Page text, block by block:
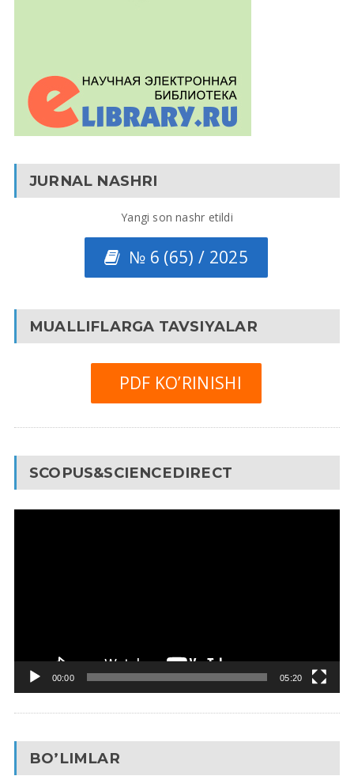
JURNAL NASHRI
Yangi son nashr etildi
№ 6 (65) / 2025
MUALLIFLARGA TAVSIYALAR
PDF KO’RINISHI
SCOPUS&SCIENCEDIRECT
00:00 05:20
BO’LIMLAR